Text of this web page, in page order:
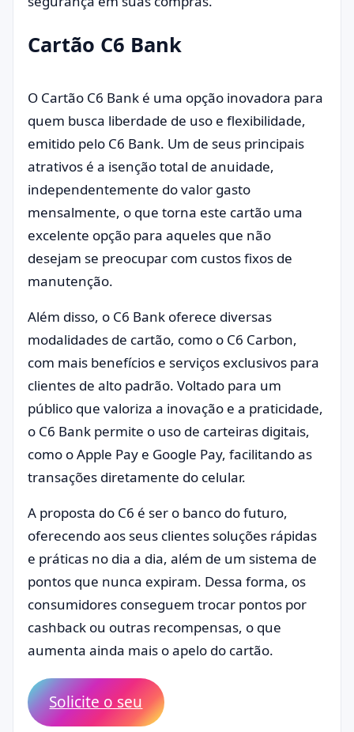
Cartão C6 Bank
O Cartão C6 Bank é uma opção inovadora para
quem busca liberdade de uso e flexibilidade,
emitido pelo C6 Bank. Um de seus principais
atrativos é a isenção total de anuidade,
independentemente do valor gasto
mensalmente, o que torna este cartão uma
excelente opção para aqueles que não
desejam se preocupar com custos fixos de
manutenção.
Além disso, o C6 Bank oferece diversas
modalidades de cartão, como o C6 Carbon,
com mais benefícios e serviços exclusivos para
clientes de alto padrão. Voltado para um
público que valoriza a inovação e a praticidade,
o C6 Bank permite o uso de carteiras digitais,
como o Apple Pay e Google Pay, facilitando as
transações diretamente do celular.
A proposta do C6 é ser o banco do futuro,
oferecendo aos seus clientes soluções rápidas
e práticas no dia a dia, além de um sistema de
pontos que nunca expiram. Dessa forma, os
consumidores conseguem trocar pontos por
cashback ou outras recompensas, o que
aumenta ainda mais o apelo do cartão.
Solicite o seu